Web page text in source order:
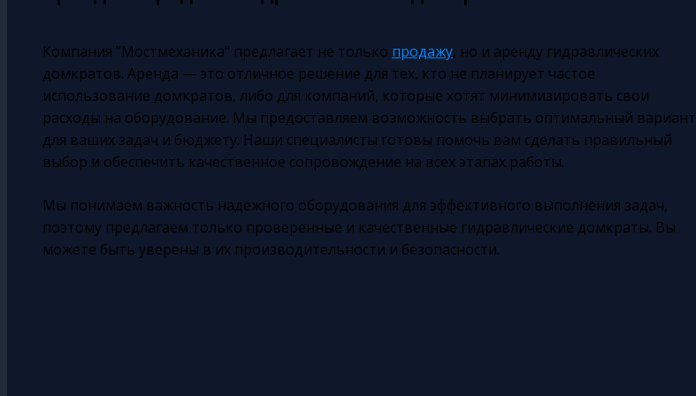
Компания "Мостмеханика" предлагает не только продажу, но и аренду гидравлических
домкратов. Аренда — это отличное решение для тех, кто не планирует частое
использование домкратов, либо для компаний, которые хотят минимизировать свои
расходы на оборудование. Мы предоставляем возможность выбрать оптимальный вариант
для ваших задач и бюджету. Наши специалисты готовы помочь вам сделать правильный
выбор и обеспечить качественное сопровождение на всех этапах работы.
Мы понимаем важность надежного оборудования для эффективного выполнения задач,
поэтому предлагаем только проверенные и качественные гидравлические домкраты. Вы
можете быть уверены в их производительности и безопасности.